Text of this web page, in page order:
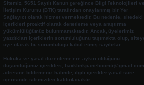
Sitemiz, 5651 Sayılı Kanun gereğince Bilgi Teknolojileri ve
İletişim Kurumu (BTK) tarafından onaylanmış bir Yer
Sağlayıcı olarak hizmet vermektedir. Bu nedenle, sitedeki
içerikleri proaktif olarak denetleme veya araştırma
yükümlülüğümüz bulunmamaktadır. Ancak, üyelerimiz
yazdıkları içeriklerin sorumluluğunu taşımakta olup,
üye olarak bu sorumluluğu kabul etmiş sayılırlar.
Hukuka ve yasal düzenlemelere aykırı olduğunu
düşündüğünüz içerikleri,
backlinkpanelicomtr@gmail.com
adresine bildirmeniz halinde, ilgili içerikler yasal süre
içerisinde sitemizden kaldırılacaktır.